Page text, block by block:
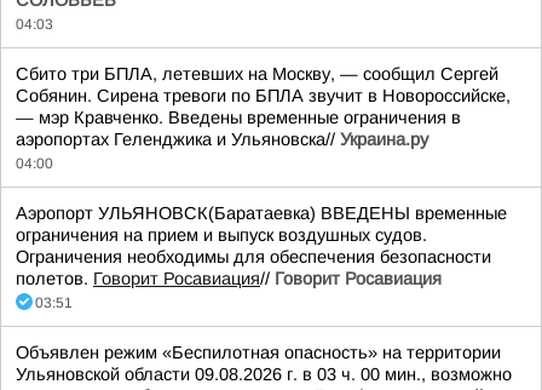
04:03
Сбито три БПЛА, летевших на Москву, — сообщил Сергей
Собянин. Сирена тревоги по БПЛА звучит в Новороссийске,
— мэр Кравченко. Введены временные ограничения в
аэропортах Геленджика и Ульяновска// Украина.ру
04:00
Аэропорт УЛЬЯНОВСК(Баратаевка) ВВЕДЕНЫ временные
ограничения на прием и выпуск воздушных судов.
Ограничения необходимы для обеспечения безопасности
полетов. Говорит Росавиация// Говорит Росавиация
03:51
Объявлен режим «Беспилотная опасность» на территории
Ульяновской области 09.08.2026 г. в 03 ч. 00 мин., возможно